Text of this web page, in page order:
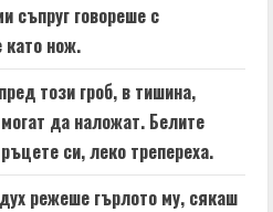
съпруг говореше с
като нож.
този гроб, в тишина,
да наложат. Белите
си, леко трепереха.
режеше гърлото му, сякаш